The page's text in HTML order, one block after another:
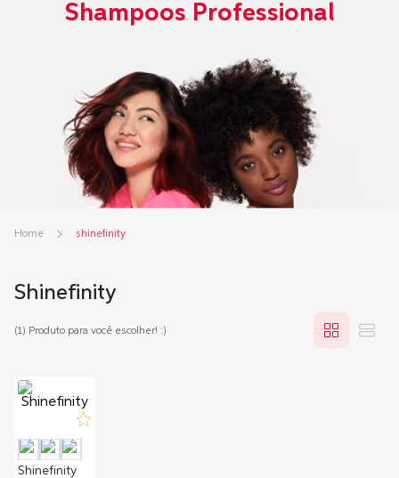
Shampoos Professional
shinefinity
Shinefinity
(1) Produto para você escolher! :)
Shinefinity